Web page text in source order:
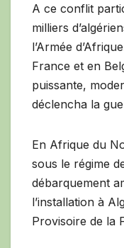
A ce conflit
milliers
l’Armée
France et en
puissante,
déclencha la
En Afrique du
sous le régime
débarquement
l’installation à
Provisoire de la